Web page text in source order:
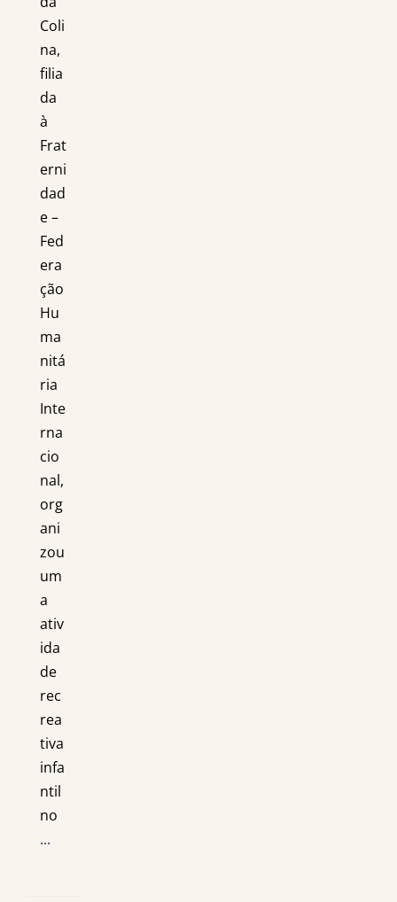
Coli
na,
filia
da
à
Frat
erni
dad
e –
Fed
era
ção
Hu
ma
nitá
ria
Inte
rna
cio
nal,
org
ani
zou
um
a
ativ
ida
de
rec
rea
tiva
infa
ntil
no
...